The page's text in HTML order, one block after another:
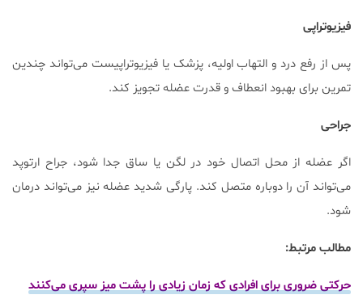
فیزیوتراپی
پس از رفع درد و التهاب اولیه، پزشک یا فیزیوتراپیست می‌تواند چندین
تمرین برای بهبود انعطاف و قدرت عضله تجویز کند.
جراحی
اگر عضله از محل اتصال خود در لگن یا ساق جدا شود، جراح ارتوپد
می‌تواند آن را دوباره متصل کند. پارگی شدید عضله نیز می‌تواند درمان
شود.
مطالب مرتبط:
حرکتی ضروری برای افرادی که زمان زیادی را پشت میز سپری می‌کنند